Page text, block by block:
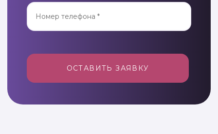
ОСТАВИТЬ ЗАЯВКУ